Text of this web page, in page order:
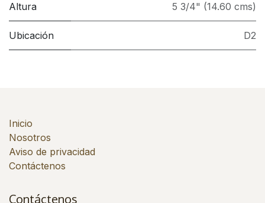
Altura 5 3/4" (14.60 cms)
Ubicación D2
Inicio
Nosotros
Aviso de privacidad
Contáctenos
Contáctenos